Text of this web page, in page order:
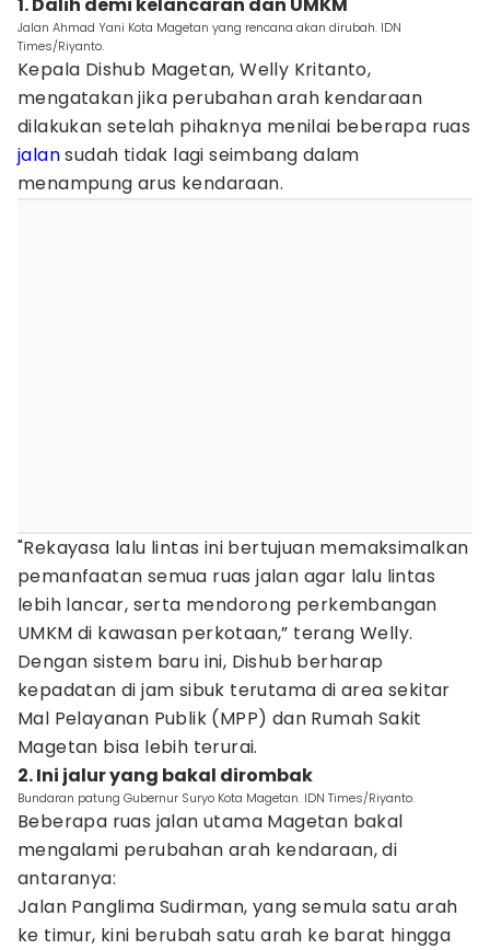
Jalan Ahmad Yani Kota Magetan yang rencana akan dirubah. IDN
Times/Riyanto.
Kepala Dishub Magetan, Welly Kritanto,
mengatakan jika perubahan arah kendaraan
dilakukan setelah pihaknya menilai beberapa ruas
jalansudah tidak lagi seimbang dalam
menampung arus kendaraan.
"Rekayasa lalu lintas ini bertujuan memaksimalkan
pemanfaatan semua ruas jalan agar lalu lintas
lebih lancar, serta mendorong perkembangan
UMKM di kawasan perkotaan,” terang Welly.
Dengan sistem baru ini, Dishub berharap
kepadatan di jam sibuk terutama di area sekitar
Mal Pelayanan Publik (MPP) dan Rumah Sakit
Magetan bisa lebih terurai.
2. Ini jalur yang bakal dirombak
Bundaran patung Gubernur Suryo Kota Magetan. IDN Times/Riyanto.
Beberapa ruas jalan utama Magetan bakal
mengalami perubahan arah kendaraan, di
antaranya:
Jalan Panglima Sudirman, yang semula satu arah
ke timur, kini berubah satu arah ke barat hingga